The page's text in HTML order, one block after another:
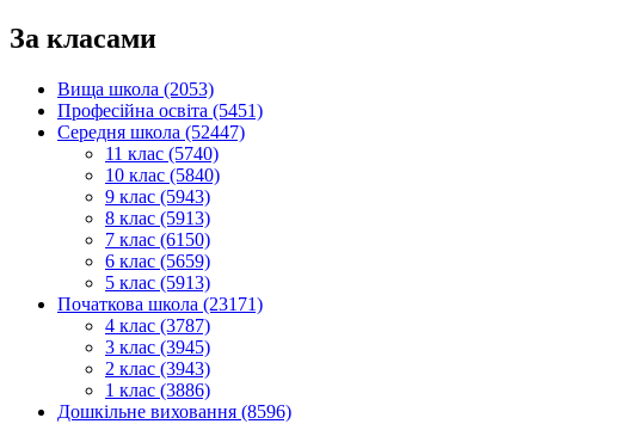
За класами
Вища школа (2053)
Професійна освіта (5451)
Середня школа (52447)
11 клас (5740)
10 клас (5840)
9 клас (5943)
8 клас (5913)
7 клас (6150)
6 клас (5659)
5 клас (5913)
Початкова школа (23171)
4 клас (3787)
3 клас (3945)
2 клас (3943)
1 клас (3886)
Дошкільне виховання (8596)